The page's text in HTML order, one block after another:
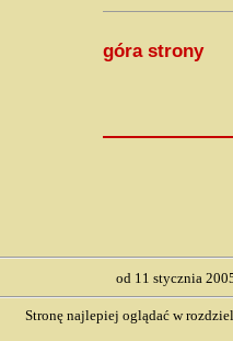
góra strony
od 11 stycznia
Stronę najlepiej oglądać w